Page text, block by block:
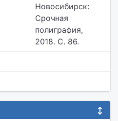
Новосибирск:
Срочная
полиграфия,
2018. С. 86.